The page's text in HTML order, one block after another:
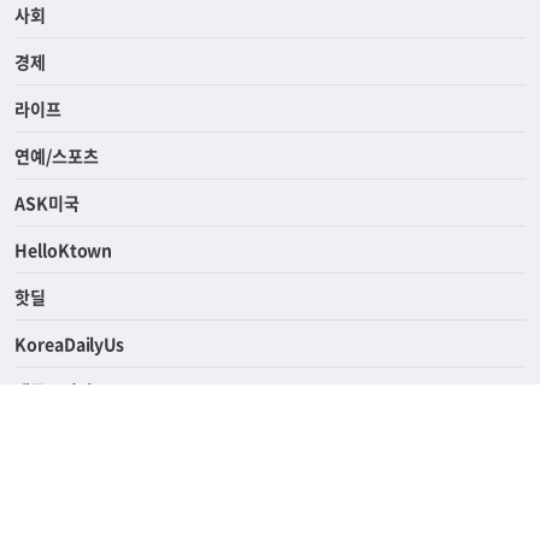
사회
경제
라이프
연예/스포츠
ASK미국
HelloKtown
핫딜
KoreaDailyUs
에듀브리지